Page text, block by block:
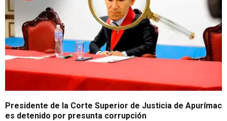
Presidente de la Corte Superior de Justicia de Apurímac
es detenido por presunta corrupción